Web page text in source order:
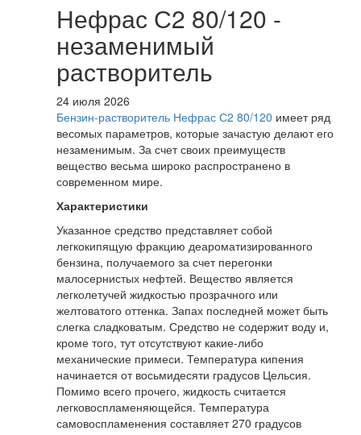
Нефрас С2 80/120 -
незаменимый
растворитель
24 июля 2026
Бензин-растворитель Нефрас С2 80/120 имеет ряд
весомых параметров, которые зачастую делают его
незаменимым. За счет своих преимуществ
вещество весьма широко распространено в
современном мире.
Характеристики
Указанное средство представляет собой
легкокипящую фракцию деароматизированного
бензина, получаемого за счет перегонки
малосернистых нефтей. Вещество является
легколетучей жидкостью прозрачного или
желтоватого оттенка. Запах последней может быть
слегка сладковатым. Средство не содержит воду и,
кроме того, тут отсутствуют какие-либо
механические примеси. Температура кипения
начинается от восьмидесяти градусов Цельсия.
Помимо всего прочего, жидкость считается
легковоспламеняющейся. Температура
самовоспламенения составляет 270 градусов